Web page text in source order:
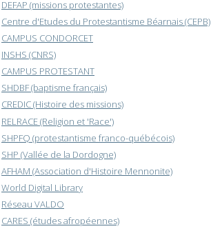
DEFAP (missions protestantes)
Centre d'Etudes du Protestantisme Béarnais (CEPB)
CAMPUS CONDORCET
INSHS (CNRS)
CAMPUS PROTESTANT
SHDBF (baptisme français)
CREDIC (Histoire des missions)
RELRACE (Religion et 'Race')
SHPFQ (protestantisme franco-québécois)
SHP (Vallée de la Dordogne)
AFHAM (Association d'Histoire Mennonite)
World Digital Library
Réseau VALDO
CARES (études afropéennes)